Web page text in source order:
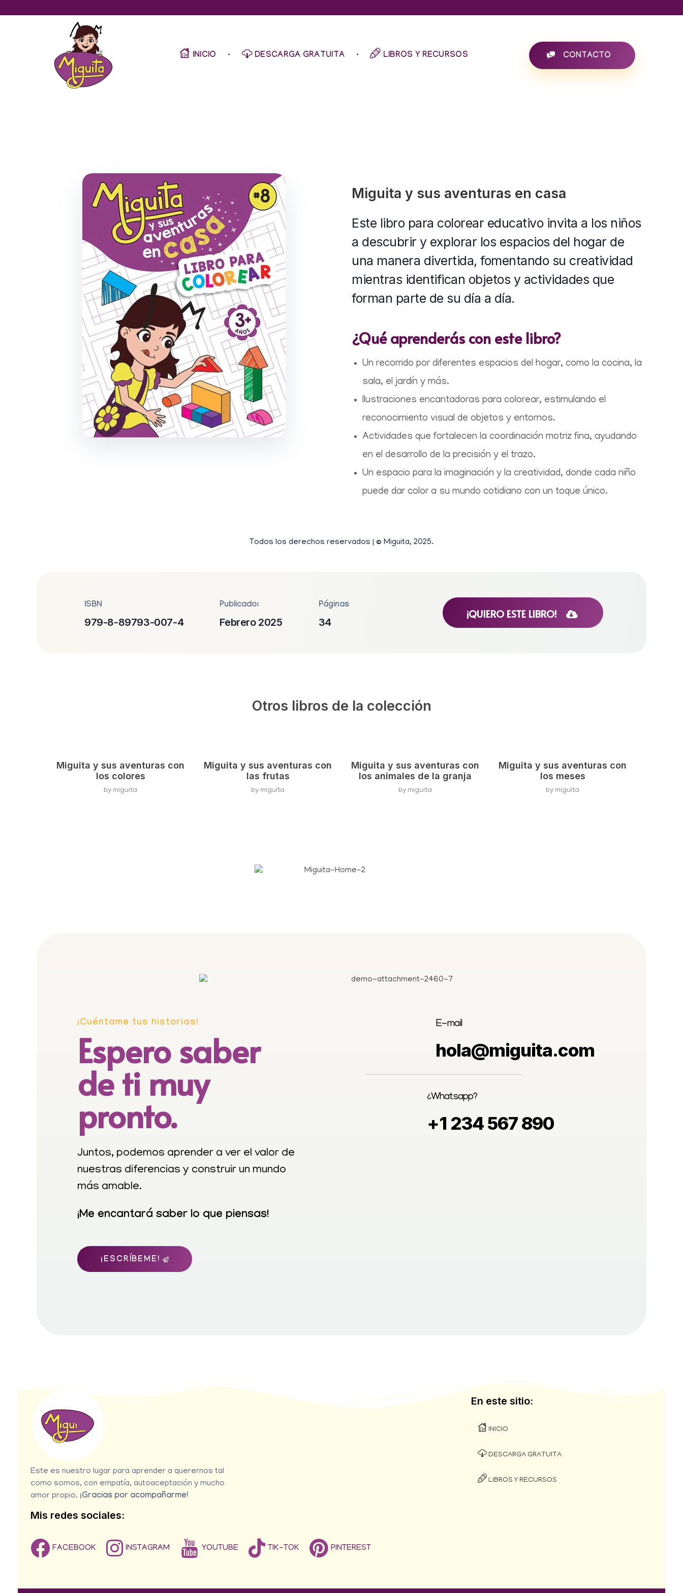
INICIO DESCARGA GRATUITA LIBROS Y RECURSOS CONTACTO
Miguita y sus aventuras en casa
Este libro para colorear educativo invita a los niños
a descubrir y explorar los espacios del hogar de
una manera divertida, fomentando su creatividad
mientras identifican objetos y actividades que
forman parte de su día a día.
¿Qué aprenderás con este libro?
Un recorrido por diferentes espacios del hogar, como la cocina, la
sala, el jardín y más.
Ilustraciones encantadoras para colorear, estimulando el
reconocimiento visual de objetos y entornos.
Actividades que fortalecen la coordinación motriz fina, ayudando
en el desarrollo de la precisión y el trazo.
Un espacio para la imaginación y la creatividad, donde cada niño
puede dar color a su mundo cotidiano con un toque único.
Todos los derechos reservados | © Miguita, 2025.
ISBN
979-8-89793-007-4
Publicado:
Febrero 2025
Páginas
34
¡QUIERO ESTE LIBRO!
Otros libros de la colección
Miguita y sus aventuras con
los colores
by miguita
Miguita y sus aventuras con
las frutas
by miguita
Miguita y sus aventuras con
los animales de la granja
by miguita
Miguita y sus aventuras con
los meses
by miguita
¡Cuéntame tus historias!
Espero saber
de ti muy
pronto.
Juntos, podemos aprender a ver el valor de
nuestras diferencias y construir un mundo
más amable.
¡Me encantará saber lo que piensas!
¡ESCRÍBEME!
E-mail
hola@miguita.com
¿Whatsapp?
+1 234 567 890
Este es nuestro lugar para aprender a querernos tal
como somos, con empatía, autoaceptación y mucho
amor propio. ¡Gracias por acompañarme!
Mis redes sociales:
FACEBOOK INSTAGRAM YOUTUBE TIK-TOK PINTEREST
En este sitio:
INICIO
DESCARGA GRATUITA
LIBROS Y RECURSOS